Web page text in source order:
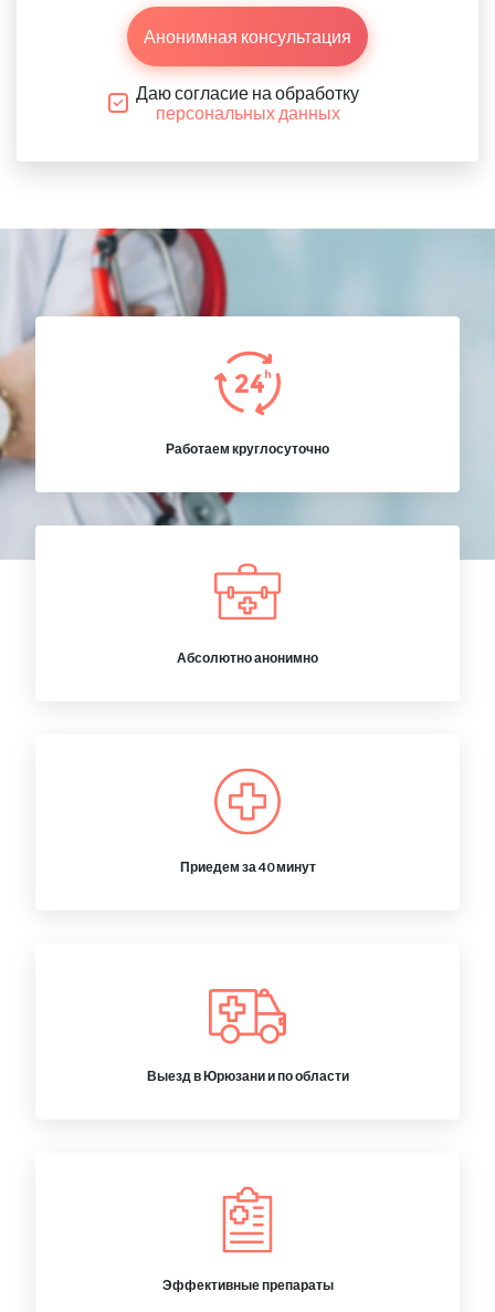
Анонимная консультация
Даю согласие на обработку
персональных данных
Работаем круглосуточно
Абсолютно анонимно
Приедем за 40 минут
Выезд в Юрюзани и по области
Эффективные препараты